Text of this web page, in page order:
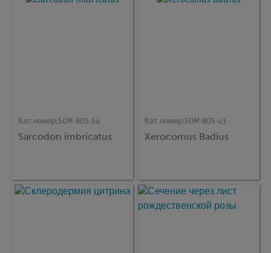
Кат.номер:SOM-BOS-54
Sarcodon imbricatus
Кат.номер:SOM-BOS-43
Xerocomus Badius